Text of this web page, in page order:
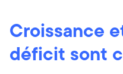
Croissance
déficit sont